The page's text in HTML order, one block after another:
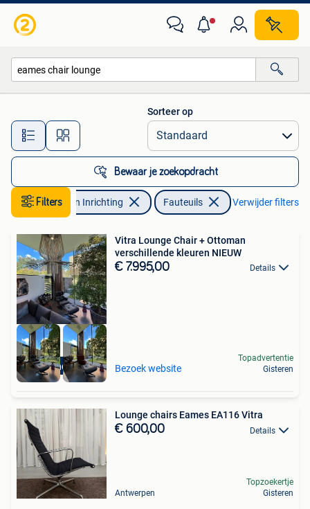
Alle afstanden…
Sorteer op
Bewaar je zoekopdracht
FiltersHuis en Inrichting Fauteuils Verwijder filters
High-end Outlet
Vitra Lounge Chair + Ottoman
verschillende kleuren NIEUW
€ 7.995,00 Details
Bezoek website
Topadvertentie
Gisteren
Lounge chairs Eames EA116 Vitra
€ 600,00 Details
Antwerpen
Topzoekertje
Gisteren